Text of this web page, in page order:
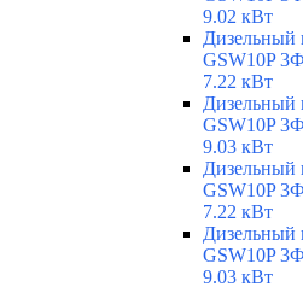
9.02 кВт
Дизельный
GSW10P
7.22 кВт
Дизельный
GSW10P
9.03 кВт
Дизельный
GSW10P
7.22 кВт
Дизельный
GSW10P
9.03 кВт